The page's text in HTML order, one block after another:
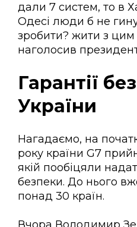
дали 7 систем, то в
Одесі люди б не
зробити? жити з
наголосив
Гарантії
України
Нагадаємо, на
року країни G7
якій пообіцяли
безпеки. До нього
понад 30 країн.